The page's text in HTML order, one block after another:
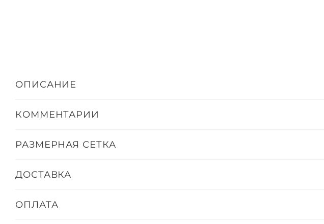
ОПИСАНИЕ
КОММЕНТАРИИ
РАЗМЕРНАЯ СЕТКА
ДОСТАВКА
ОПЛАТА